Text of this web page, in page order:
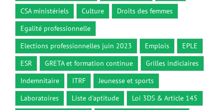
CSA ministériels
Culture
Droits des femmes
Egalité professionnelle
Elections professionnelles juin 2023
Emplois
EPLE
ESR
GRETA et formation continue
Grilles indiciaires
Indemnitaire
ITRF
Jeunesse et sports
Laboratoires
Liste d'aptitude
Loi 3DS & Article 145